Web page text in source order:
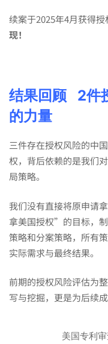
续案于2025年4月获得授
现！
结果回顾 2件
的力量
三件存在授权风险的中
权，背后依赖的是我们
局策略。
我们没有直接将原申请
拿美国授权”的目标，
策略和分案策略，所有
实际需求与最终结果。
前期的授权风险评估为
写与挖掘，更是为后续
美国专利